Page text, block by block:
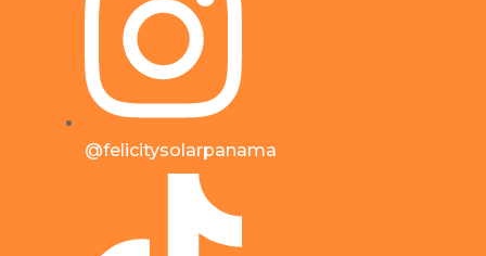
@felicitysolarpanama